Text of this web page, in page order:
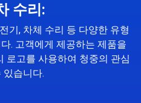
수리:
기, 차체 수리 등 다양한 유형
. 고객에게 제공하는 제품을
로고를 사용하여 청중의 관심
있습니다.